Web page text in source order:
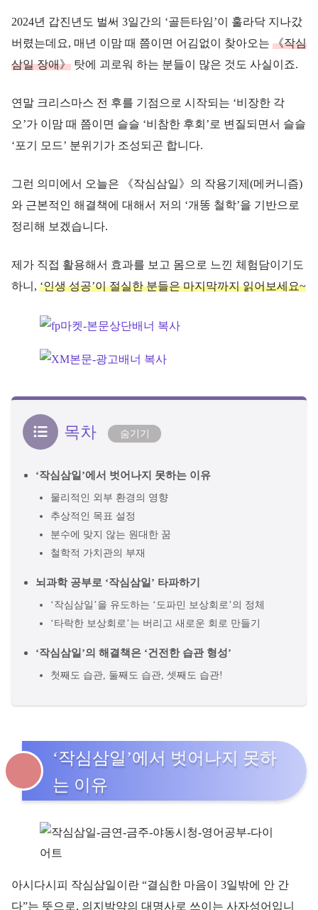
2024년 갑진년도 벌써 3일간의 ‘골든타임’이 훌라닥 지나갔
버렸는데요, 매년 이맘 때 쯤이면 어김없이 찾아오는 《작심
삼일 장애》 탓에 괴로워 하는 분들이 많은 것도 사실이죠.
연말 크리스마스 전 후를 기점으로 시작되는 ‘비장한 각
오’가 이맘 때 쯤이면 슬슬 ‘비참한 후회’로 변질되면서 슬슬
‘포기 모드’ 분위기가 조성되곤 합니다.
그런 의미에서 오늘은 《작심삼일》의 작용기제(메커니즘)
와 근본적인 해결책에 대해서 저의 ‘개똥 철학’을 기반으로
정리해 보겠습니다.
제가 직접 활용해서 효과를 보고 몸으로 느낀 체험담이기도
하니, ‘인생 성공’이 절실한 분들은 마지막까지 읽어보세요~
목차 숨기기
‘작심삼일’에서 벗어나지 못하는 이유
물리적인 외부 환경의 영향
추상적인 목표 설정
분수에 맞지 않는 원대한 꿈
철학적 가치관의 부재
뇌과학 공부로 ‘작심삼일’ 타파하기
‘작심삼일’을 유도하는 ‘도파민 보상회로’의 정체
‘타락한 보상회로’는 버리고 새로운 회로 만들기
‘작심삼일’의 해결책은 ‘건전한 습관 형성’
첫째도 습관, 둘째도 습관, 셋째도 습관!
‘작심삼일’에서 벗어나지 못하
는 이유
아시다시피 작심삼일이란 “결심한 마음이 3일밖에 안 간
다”는 뜻으로, 의지박약의 대명사로 쓰이는 사자성어입니